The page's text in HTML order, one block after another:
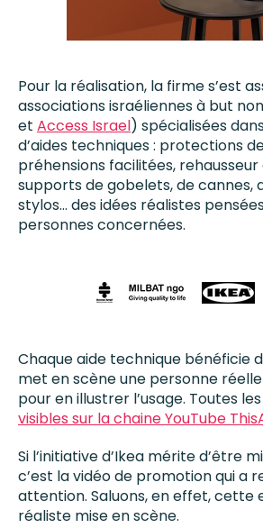
Pour la réalisation, la firme s’est
associations israéliennes à but
et Access Israel) spécialisées
d’aides techniques : protections
préhensions facilitées,
supports de gobelets, de cannes,
stylos… des idées réalistes
personnes concernées.
Chaque aide technique bénéficie
met en scène une personne
pour en illustrer l’usage. Toutes
visibles sur la chaine YouTube
Si l’initiative d’Ikea mérite d’être
c’est la vidéo de promotion qui a
attention. Saluons, en effet, cette
réaliste mise en scène.